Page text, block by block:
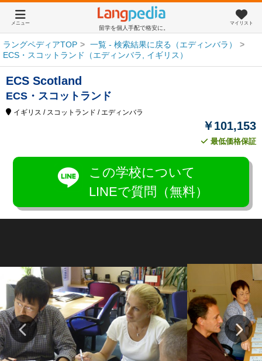
留学を個人手配で格安に。
メニュー マイリスト
ラングペディアTOP
一覧 - 検索結果に戻る（エディンバラ）
ECS・スコットランド（エディンバラ, イギリス）
ECS Scotland
ECS・スコットランド
イギリス / スコットランド / エディンバラ
￥101,153
最低価格保証
この学校について
LINEで質問（無料）